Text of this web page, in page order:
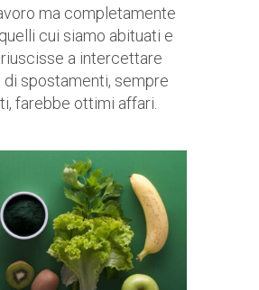
ma completamente
cui siamo abituati e
a intercettare
spostamenti, sempre
farebbe ottimi affari.